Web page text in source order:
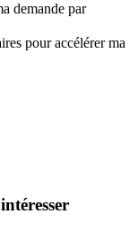
demande par
pour accélérer ma